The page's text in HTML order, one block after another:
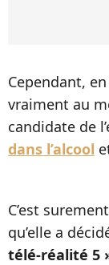
Cependant,
vraiment au
candidate de
dans l’alcool
C’est
qu’elle a
télé-réalité 5